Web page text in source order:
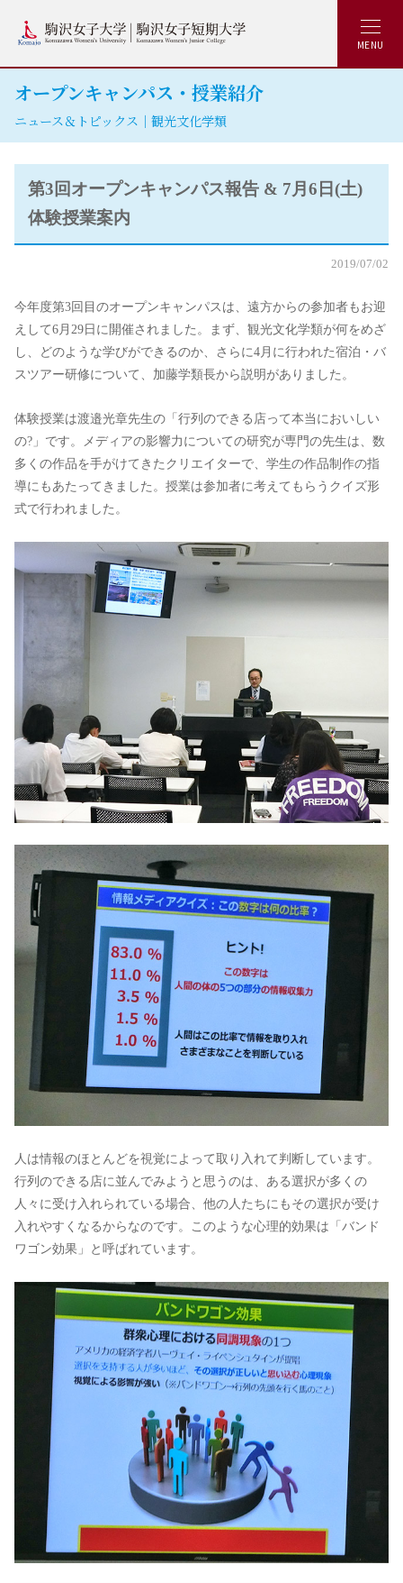
MENU
オープンキャンパス・授業紹介
ニュース＆トピックス｜観光文化学類
第3回オープンキャンパス報告 & 7月6日(土)
体験授業案内
2019/07/02
今年度第3回目のオープンキャンパスは、遠方からの参加者もお迎
えして6月29日に開催されました。まず、観光文化学類が何をめざ
し、どのような学びができるのか、さらに4月に行われた宿泊・バ
スツアー研修について、加藤学類長から説明がありました。
体験授業は渡邉光章先生の「行列のできる店って本当においしい
の?」です。メディアの影響力についての研究が専門の先生は、数
多くの作品を手がけてきたクリエイターで、学生の作品制作の指
導にもあたってきました。授業は参加者に考えてもらうクイズ形
式で行われました。
人は情報のほとんどを視覚によって取り入れて判断しています。
行列のできる店に並んでみようと思うのは、ある選択が多くの
人々に受け入れられている場合、他の人たちにもその選択が受け
入れやすくなるからなのです。このような心理的効果は「バンド
ワゴン効果」と呼ばれています。